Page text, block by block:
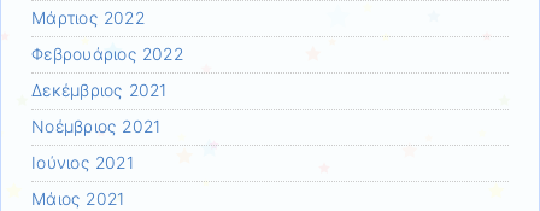
Μάρτιος 2022
Φεβρουάριος 2022
Δεκέμβριος 2021
Νοέμβριος 2021
Ιούνιος 2021
Μάιος 2021